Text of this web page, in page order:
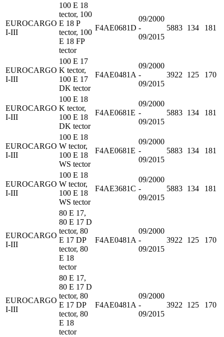
EUROCARGO
I-III
100 E 18
tector, 100
E 18 P
tector, 100
E 18 FP
tector
F4AE0681D
09/2000
-
09/2015
5883 134 181
EUROCARGO
I-III
100 E 17
K tector,
100 E 17
DK tector
F4AE0481A
09/2000
-
09/2015
3922 125 170
EUROCARGO
I-III
100 E 18
K tector,
100 E 18
DK tector
F4AE0681E
09/2000
-
09/2015
5883 134 181
EUROCARGO
I-III
100 E 18
W tector,
100 E 18
WS tector
F4AE0681E
09/2000
-
09/2015
5883 134 181
EUROCARGO
I-III
100 E 18
W tector,
100 E 18
WS tector
F4AE3681C
09/2000
-
09/2015
5883 134 181
EUROCARGO
I-III
80 E 17,
80 E 17 D
tector, 80
E 17 DP
tector, 80
E 18
tector
F4AE0481A
09/2000
-
09/2015
3922 125 170
EUROCARGO
I-III
80 E 17,
80 E 17 D
tector, 80
E 17 DP
tector, 80
E 18
tector
F4AE0481A
09/2000
-
09/2015
3922 125 170